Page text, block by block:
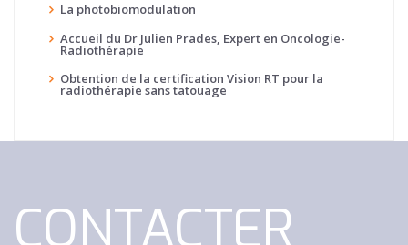
La photobiomodulation
Accueil du Dr Julien Prades, Expert en Oncologie-
Radiothérapie
Obtention de la certification Vision RT pour la
radiothérapie sans tatouage
CONTACTER